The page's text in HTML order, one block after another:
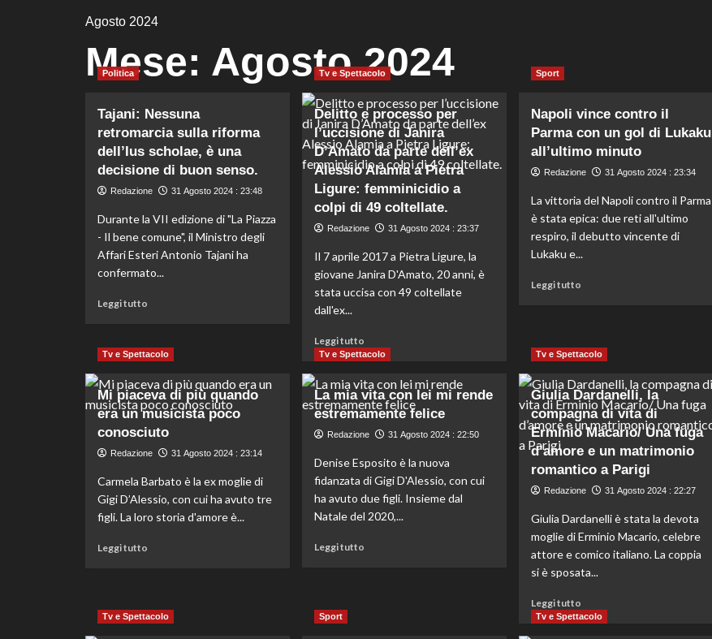
Agosto 2024
Mese: Agosto 2024
Politica
Tajani: Nessuna
retromarcia sulla riforma
dell’Ius scholae, è una
decisione di buon senso.
Redazione 31 Agosto 2024 : 23:48
Durante la VII edizione di "La Piazza
- Il bene comune", il Ministro degli
Affari Esteri Antonio Tajani ha
confermato...
Leggi tuttoLeggi
su
Tajani:
Nessuna
retromarcia
sulla
riforma
dell’Ius
scholae,
una
decisione
di
senso.
Tv e Spettacolo
Delitto e processo per
l’uccisione di Janira
D’Amato da parte dell’ex
Alessio Alamia a Pietra
Ligure: femminicidio a
colpi di 49 coltellate.
Redazione 31 Agosto 2024 : 23:37
Il 7 aprile 2017 a Pietra Ligure, la
giovane Janira D'Amato, 20 anni, è
stata uccisa con 49 coltellate
dall'ex...
Leggi tuttoLeggi
di
su
Delitto
e
processo
l’uccisione
di
Janira
D’Amato
da
Sport
Napoli vince contro il
Parma con un gol di Lukaku
all’ultimo minuto
Redazione 31 Agosto 2024 : 23:34
La vittoria del Napoli contro il Parma
è stata epica: due reti all'ultimo
respiro, il debutto vincente di
Lukaku e...
Leggi tutto
vince
il
Parma
con
un
gol
di
Lukaku
all’ultimo
minuto
Tv e Spettacolo
Mi piaceva di più quando
era un musicista poco
conosciuto
Redazione 31 Agosto 2024 : 23:14
Carmela Barbato è la ex moglie di
Gigi D’Alessio, con cui ha avuto tre
figli. La loro storia d'amore è...
Leggi tuttoLeggi
Mi
piaceva
Tv e Spettacolo
La mia vita con lei mi rende
estremamente felice
Redazione 31 Agosto 2024 : 22:50
Denise Esposito è la nuova
fidanzata di Gigi D'Alessio, con cui
ha avuto due figli. Insieme dal
Natale del 2020,...
Leggi tuttoLeggi
Tv e Spettacolo
Giulia Dardanelli, la
compagna di vita di
Erminio Macario/ Una fuga
d’amore e un matrimonio
romantico a Parigi
Redazione 31 Agosto 2024 : 22:27
Giulia Dardanelli è stata la devota
moglie di Erminio Macario, celebre
attore e comico italiano. La coppia
si è sposata...
Leggi tutto
di
Tv e Spettacolo Sport Tv e Spettacolo